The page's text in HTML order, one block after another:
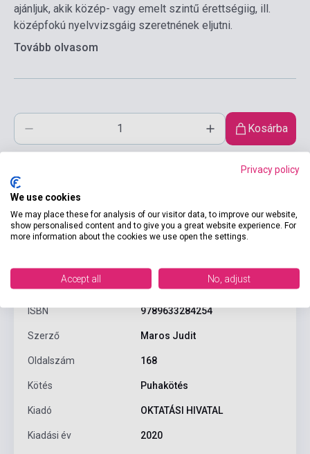
ajánljuk, akik közép- vagy emelt szintű érettségiig, ill.
középfokú nyelvvizsgáig szeretnének eljutni.
Tovább olvasom
Kosárba
Termékjellemzők
ISBN 9789633284254
Szerző Maros Judit
Oldalszám 168
Kötés Puhakötés
Kiadó OKTATÁSI HIVATAL
Kiadási év 2020
Privacy policy
We use cookies
We may place these for analysis of our visitor data, to improve our website,
show personalised content and to give you a great website experience. For
more information about the cookies we use open the settings.
Accept all No, adjust